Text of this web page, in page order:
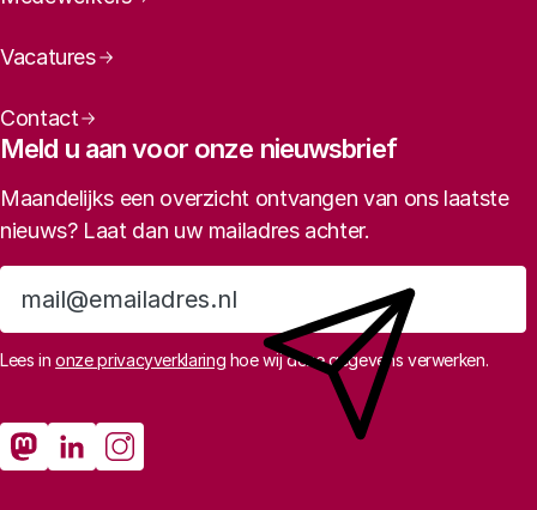
Vacatures
Contact
Meld u aan voor onze nieuwsbrief
Maandelijks een overzicht ontvangen van ons laatste
nieuws? Laat dan uw mailadres achter.
Aanmelden
Lees inonze privacyverklaring hoe wij deze gegevens verwerken.
Sociale media
Rathenau Mastodon
Rathenau LinkedIn
Rathenau Instagram